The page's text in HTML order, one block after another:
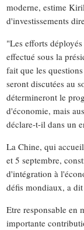
moderne, estime
d'investissements
"Les efforts
effectué sous la
fait que les
seront discutées au
détermineront le
d'économie, mais
déclare-t-il dans un
La Chine, qui
et 5 septembre,
d'intégration à
défis mondiaux, a
Etre responsable en
importante